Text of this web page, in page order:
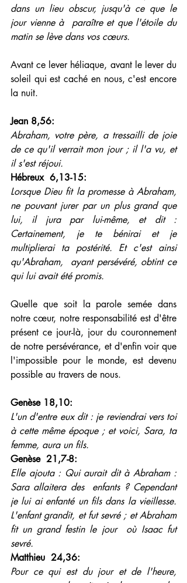
dans un lieu obscur, jusqu'à ce que le
jour vienne à  paraître et que l'étoile du
matin se lève dans vos cœurs.
Avant ce lever héliaque, avant le lever du
soleil qui est caché en nous, c'est encore
la nuit.
Jean 8,56:
Abraham, votre père, a tressailli de joie
de ce qu'il verrait mon jour ; il l'a vu, et
il s'est réjoui.
Hébreux  6,13-15:
Lorsque Dieu fit la promesse à Abraham,
ne pouvant jurer par un plus grand que
lui, il jura par lui-même, et dit :
Certainement, je te bénirai et je
multiplierai ta postérité. Et c'est ainsi
qu'Abraham,  ayant persévéré, obtint ce
qui lui avait été promis.
Quelle que soit la parole semée dans
notre cœur, notre responsabilité est d'être
présent ce jour-là, jour du couronnement
de notre persévérance, et d'enfin voir que
l'impossible pour le monde, est devenu
possible au travers de nous.
Genèse 18,10:
L'un d'entre eux dit : je reviendrai vers toi
à cette même époque ; et voici, Sara, ta
femme, aura un fils.
Genèse  21,7-8:
Elle ajouta : Qui aurait dit à Abraham :
Sara allaitera des  enfants ? Cependant
je lui ai enfanté un fils dans la vieillesse.
L'enfant grandit, et fut sevré ; et Abraham
fit un grand festin le jour  où Isaac fut
sevré.
Matthieu  24,36:
Pour ce qui est du jour et de l'heure,